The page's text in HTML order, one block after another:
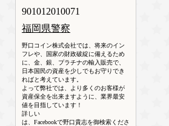
901012010071
福岡県警察
野口コイン株式会社では、将来のイン
フレや、国家の財政破綻に備えるため
に、金、銀、プラチナの輸入販売で、
日本国民の資産を少しでもお守りでき
ればと考えています。
よって弊社では、より多くのお客様が
資産保全を出来ますように、業界最安
値を目指しています！
詳しい
は、Facebookで野口貴志を御検索くださ